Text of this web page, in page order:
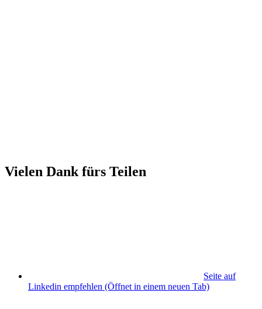
Vielen Dank fürs Teilen
Seite auf
Linkedin empfehlen (Öffnet in einem neuen Tab)